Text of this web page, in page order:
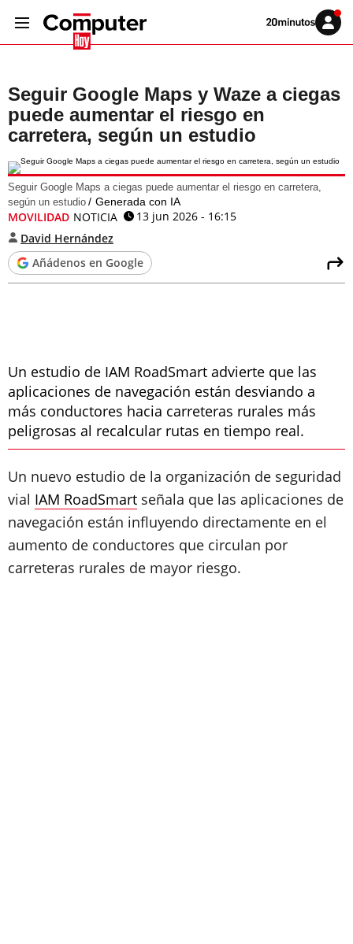
Volver
Iniciar
sesión
Seguir Google Maps y Waze a ciegas
puede aumentar el riesgo en
carretera, según un estudio
Seguir Google Maps a ciegas puede aumentar el riesgo en carretera,
según un estudio
Generada con IA
MOVILIDAD NOTICIA
13 jun 2026 - 16:15
David Hernández
Añádenos en Google
Un estudio de IAM RoadSmart advierte que las
aplicaciones de navegación están desviando a
más conductores hacia carreteras rurales más
peligrosas al recalcular rutas en tiempo real.
Un nuevo estudio de la organización de seguridad
vial IAM RoadSmart señala que las aplicaciones de
navegación están influyendo directamente en el
aumento de conductores que circulan por
carreteras rurales de mayor riesgo.